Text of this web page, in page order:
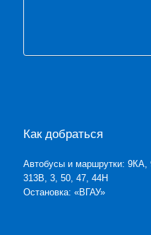
Как добраться
Автобусы и маршрутки:
313В, 3, 50, 47, 44Н
Остановка: «ВГАУ»